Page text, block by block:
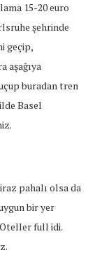
15-20 euro
şehrinde
geçip,
aşağıya
uçup buradan tren
Basel
pahalı olsa da
bir yer
full idi.